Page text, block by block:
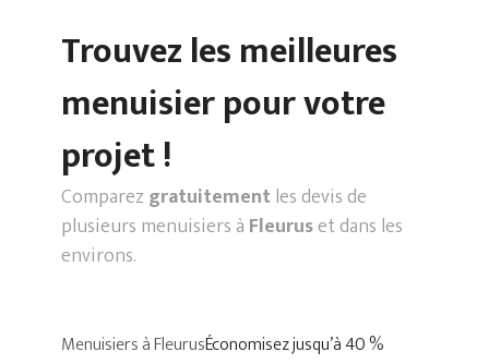
Trouvez les meilleures
menuisier pour votre
projet !
Comparez gratuitementles devis de
plusieurs menuisiers à Fleuruset dans les
environs.
Menuisiers à FleurusÉconomisez jusqu’à 40 %